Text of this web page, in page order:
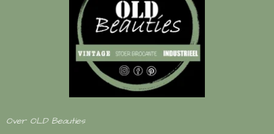
Over OLD Beauties